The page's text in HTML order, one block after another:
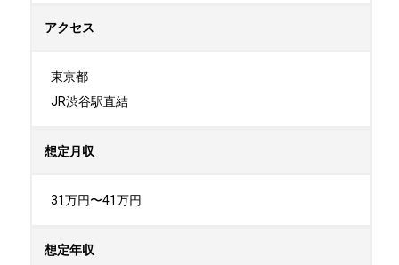
アクセス
東京都
JR渋谷駅直結
想定月収
31万円〜41万円
想定年収